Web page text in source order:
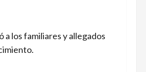
los familiares y allegados